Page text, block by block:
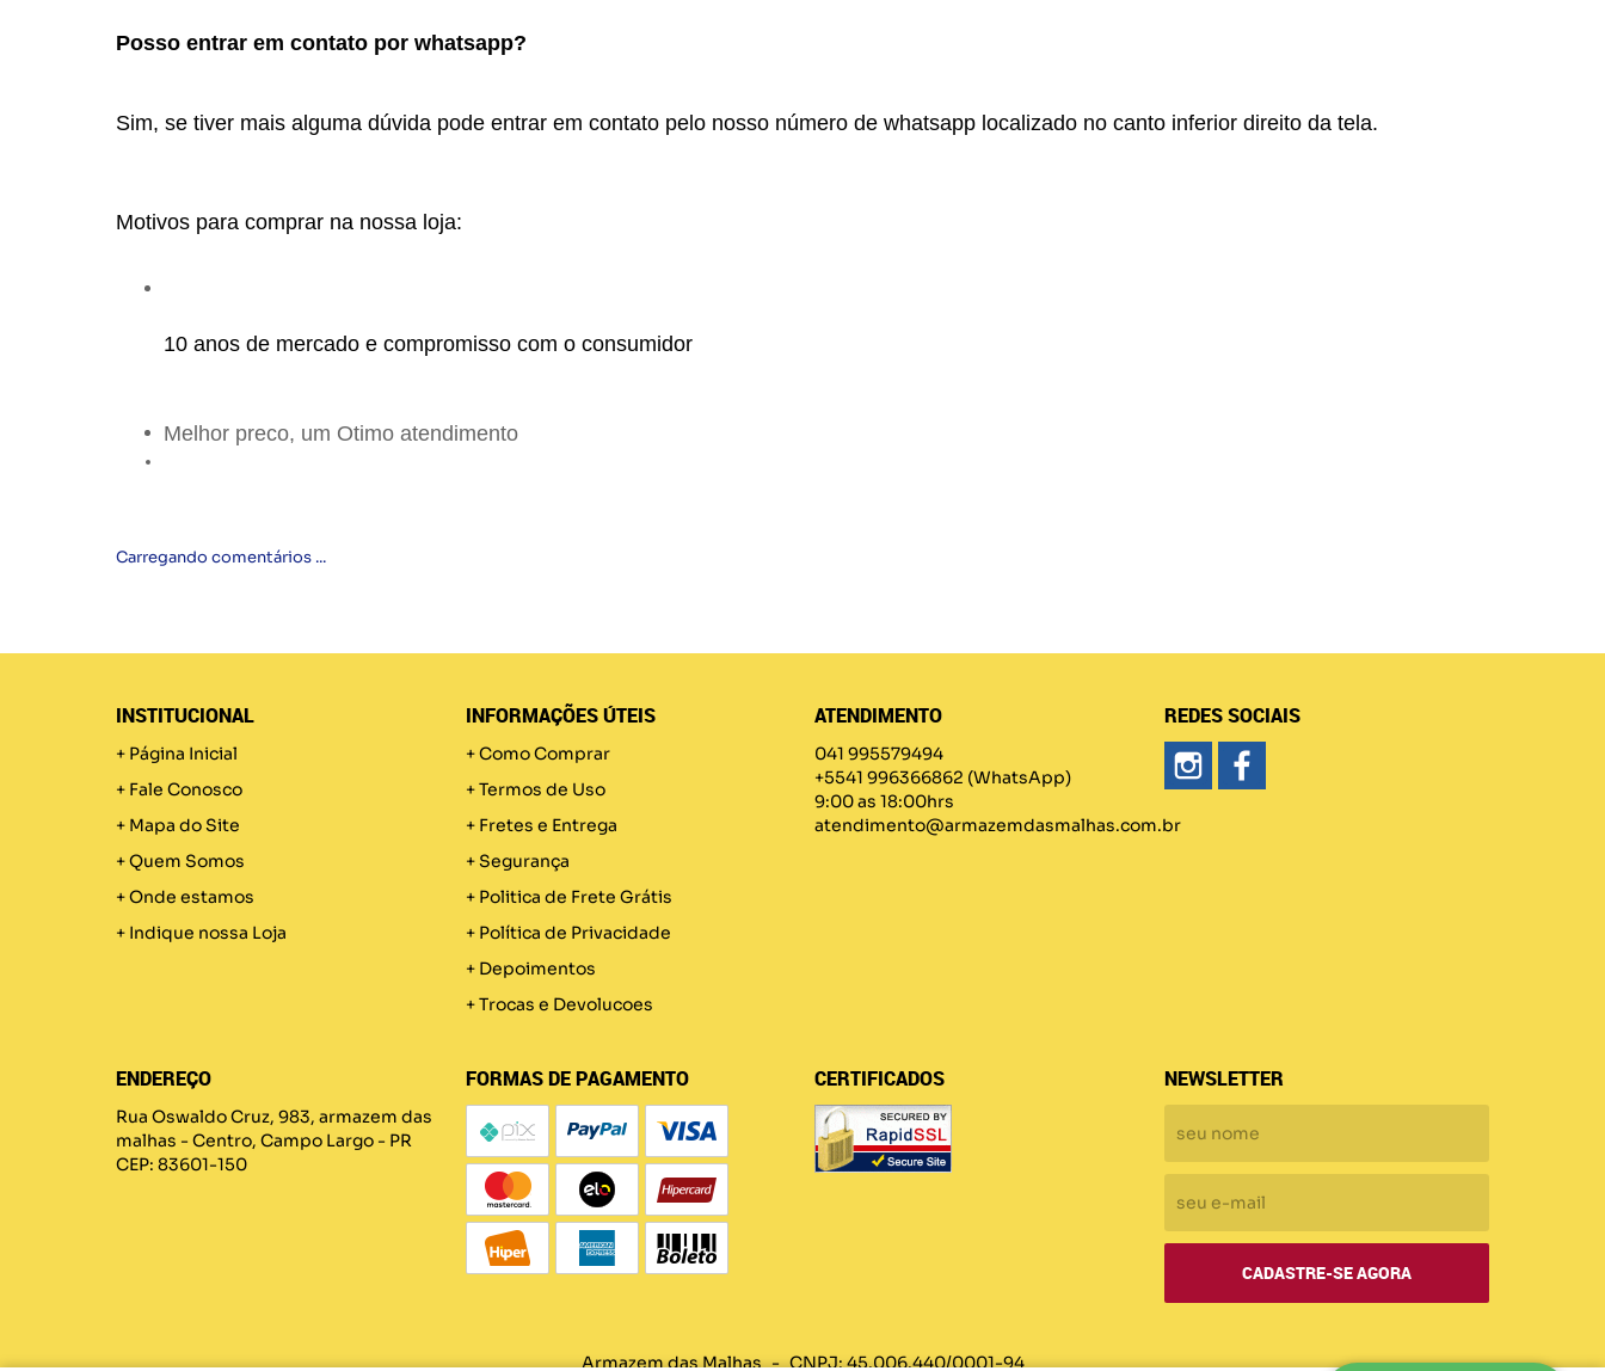
Posso entrar em contato por whatsapp?
Sim, se tiver mais alguma dúvida pode entrar em contato pelo nosso número de whatsapp localizado no canto inferior direito da tela.
Motivos para comprar na nossa loja:
10 anos de mercado e compromisso com o consumidor
Melhor preco, um Otimo atendimento
Carregando comentários ...
INSTITUCIONAL
Página Inicial
Fale Conosco
Mapa do Site
Quem Somos
Onde estamos
Indique nossa Loja
INFORMAÇÕES ÚTEIS
Como Comprar
Termos de Uso
Fretes e Entrega
Segurança
Politica de Frete Grátis
Política de Privacidade
Depoimentos
Trocas e Devolucoes
ATENDIMENTO
041 995579494
+5541 996366862 (WhatsApp)
9:00 as 18:00hrs
atendimento@armazemdasmalhas.com.br
REDES SOCIAIS
ENDEREÇO
Rua Oswaldo Cruz, 983, armazem das
malhas - Centro, Campo Largo - PR
CEP: 83601-150
FORMAS DE PAGAMENTO CERTIFICADOS NEWSLETTER
CADASTRE-SE AGORA
Armazem das Malhas CNPJ: 45.006.440/0001-94